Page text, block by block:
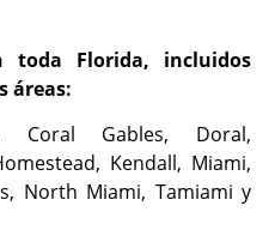
toda Florida, incluidos
áreas:
Coral Gables, Doral,
Kendall, Miami,
North Miami, Tamiami y